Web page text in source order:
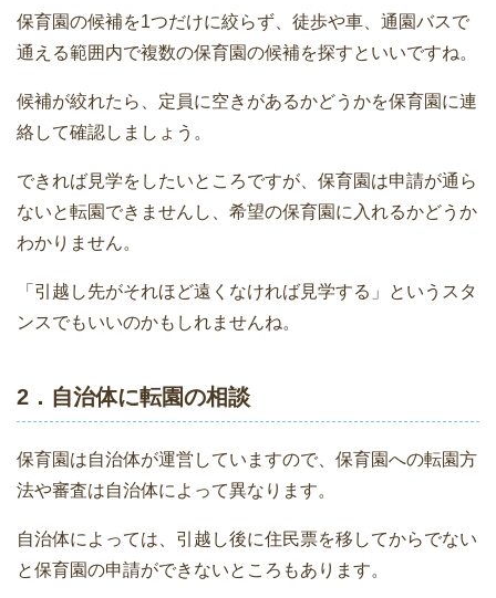
保育園の候補を1つだけに絞らず、徒歩や車、通園バスで
通える範囲内で複数の保育園の候補を探すといいですね。
候補が絞れたら、定員に空きがあるかどうかを保育園に連
絡して確認しましょう。
できれば見学をしたいところですが、保育園は申請が通ら
ないと転園できませんし、希望の保育園に入れるかどうか
わかりません。
「引越し先がそれほど遠くなければ見学する」というスタ
ンスでもいいのかもしれませんね。
2．自治体に転園の相談
保育園は自治体が運営していますので、保育園への転園方
法や審査は自治体によって異なります。
自治体によっては、引越し後に住民票を移してからでない
と保育園の申請ができないところもあります。